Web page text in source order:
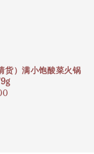
货）满小饱酸菜火锅